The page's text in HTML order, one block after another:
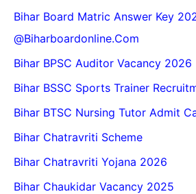
Bihar Board Matric Answer Key
@biharboardonline.com
Bihar BPSC Auditor Vacancy 2026
Bihar BSSC Sports Trainer
Bihar BTSC Nursing Tutor Admit
Bihar Chatravriti Scheme
Bihar Chatravriti Yojana 2026
Bihar Chaukidar Vacancy 2025